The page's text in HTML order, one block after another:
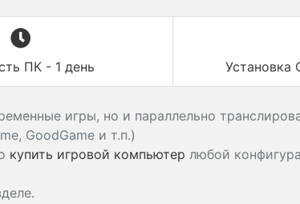
ПК - 1 день Установка
игры, но и параллельно
GoodGame и т.п.)
купить игровой компьютер любой